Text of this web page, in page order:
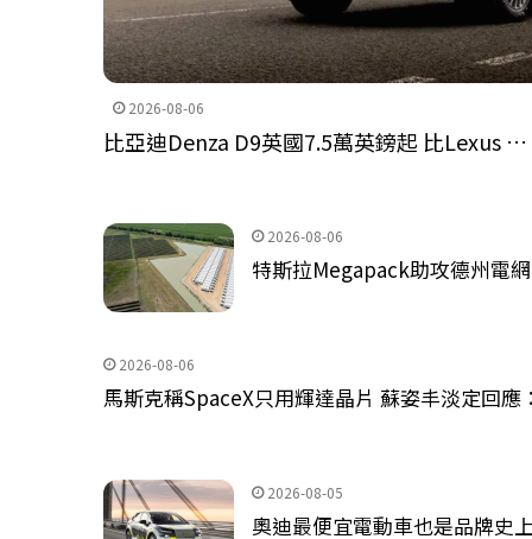
2026-08-06
比亞迪Denza D9英國7.5萬英鎊起 比Lexus …
2026-08-06
特斯拉Megapack助攻德州電
2026-08-06
馬斯克稱SpaceX只用輝達晶片 蘇姿丰淡定回
2026-08-05
奧迪最便宜電動車也是品牌史